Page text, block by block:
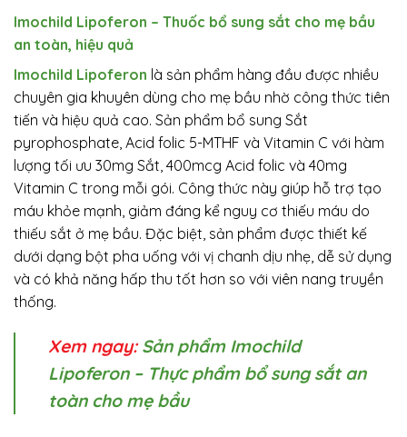
Imochild Lipoferon – Thuốc bổ sung sắt cho mẹ bầu
an toàn, hiệu quả
Imochild Lipoferon là sản phẩm hàng đầu được nhiều
chuyên gia khuyên dùng cho mẹ bầu nhờ công thức tiên
tiến và hiệu quả cao. Sản phẩm bổ sung Sắt
pyrophosphate, Acid folic 5-MTHF và Vitamin C với hàm
lượng tối ưu 30mg Sắt, 400mcg Acid folic và 40mg
Vitamin C trong mỗi gói. Công thức này giúp hỗ trợ tạo
máu khỏe mạnh, giảm đáng kể nguy cơ thiếu máu do
thiếu sắt ở mẹ bầu. Đặc biệt, sản phẩm được thiết kế
dưới dạng bột pha uống với vị chanh dịu nhẹ, dễ sử dụng
và có khả năng hấp thu tốt hơn so với viên nang truyền
thống.
Xem ngay:Sản phẩm Imochild
Lipoferon – Thực phẩm bổ sung sắt an
toàn cho mẹ bầu